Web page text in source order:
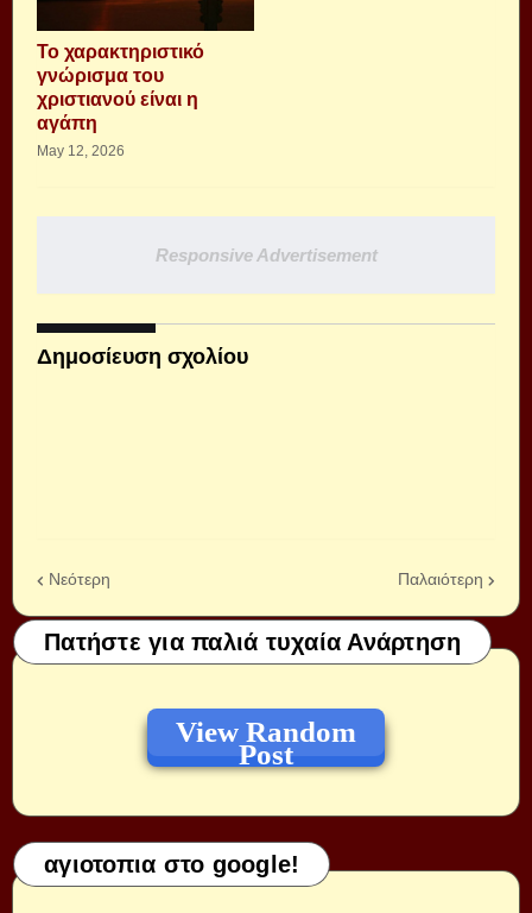
Το χαρακτηριστικό
γνώρισμα του
χριστιανού είναι η
αγάπη
May 12, 2026
Responsive Advertisement
Δημοσίευση σχολίου
Νεότερη Παλαιότερη
Πατήστε για παλιά τυχαία Ανάρτηση
View Random
Post
αγιοτοπια στο google!